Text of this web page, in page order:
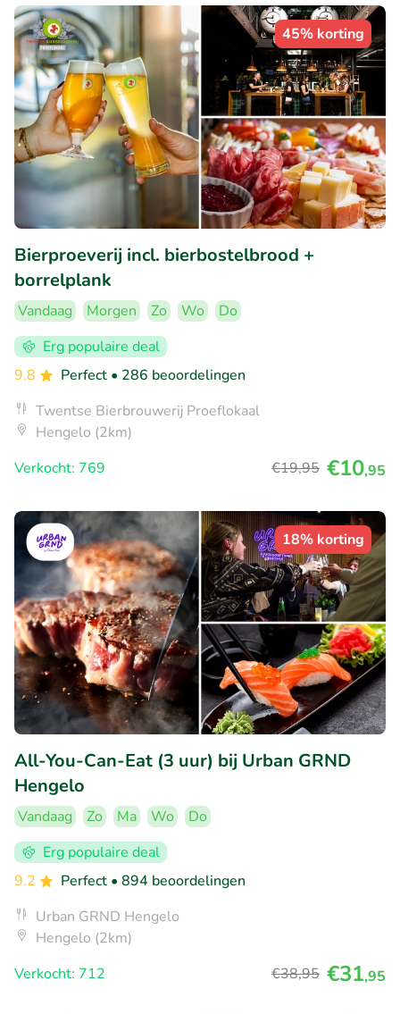
45% korting
Bierproeverij incl. bierbostelbrood +
borrelplank
Vandaag Morgen Zo Wo
Do
Erg populaire deal
9.8
Perfect • 286 beoordelingen
Twentse Bierbrouwerij Proeflokaal
Hengelo (2km)
Verkocht: 769
€19,95 €10,95
18% korting
All-You-Can-Eat (3 uur) bij Urban GRND
Hengelo
Vandaag Zo Ma Wo
Do
Erg populaire deal
9.2
Perfect • 894 beoordelingen
Urban GRND Hengelo
Hengelo (2km)
Verkocht: 712
€38,95 €31,95